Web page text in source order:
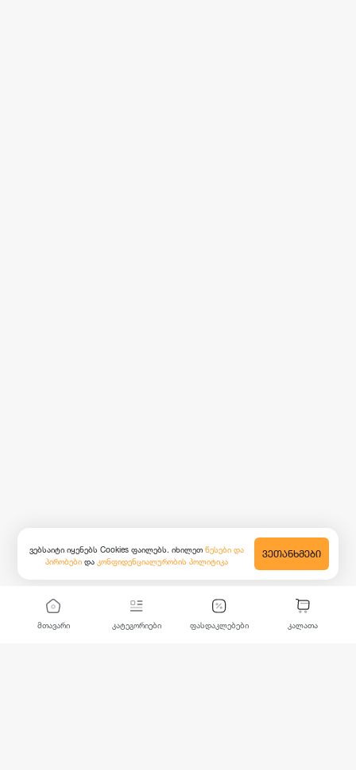
მთავარი კატეგორიები ფასდაკლებები კალათა
ვებსაიტი იყენებს Cookies ფაილებს. იხილეთ წესები და
პირობები და კონფიდენციალურობის პოლიტიკა
ᲕᲔᲗᲐᲜᲮᲛᲔᲑᲘ